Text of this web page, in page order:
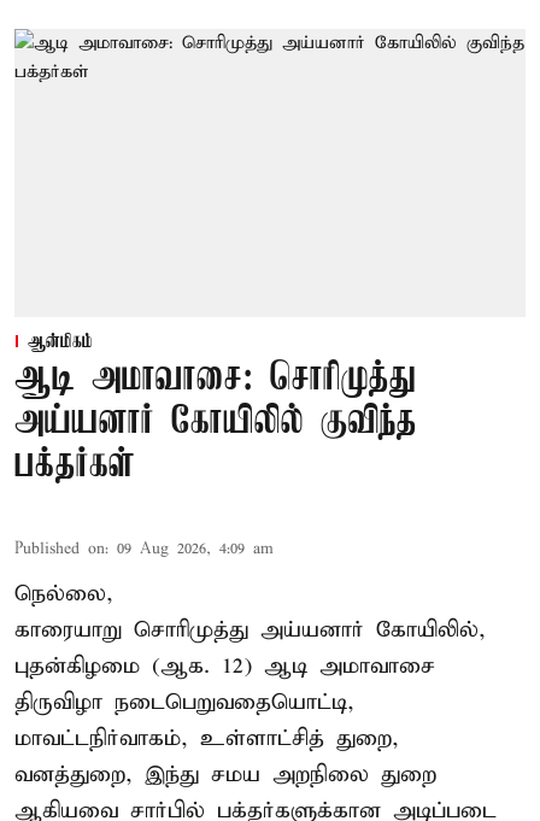
ஆன்மிகம்
ஆடி அமாவாசை: சொரிமுத்து
அய்யனார் கோயிலில் குவிந்த
பக்தர்கள்
Published on: 09 Aug 2026, 4:09 am
நெல்லை,
காரையாறு சொரிமுத்து அய்யனார் கோயிலில்,
புதன்கிழமை (ஆக. 12) ஆடி அமாவாசை
திருவிழா நடைபெறுவதையொட்டி,
மாவட்டநிர்வாகம், உள்ளாட்சித் துறை,
வனத்துறை, இந்து சமய அறநிலை துறை
ஆகியவை சார்பில் பக்தர்களுக்கான அடிப்படை